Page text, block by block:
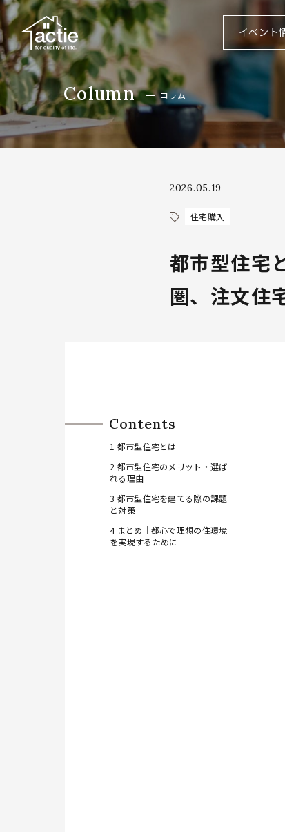
イベント
Column コラム
2026.05.19
住宅購入
都市型住宅
圏、注文住
Contents
1 都市型住宅とは
2 都市型住宅のメリット・選ば
れる理由
3 都市型住宅を建てる際の課題
と対策
4まとめ│都心で理想の住環境
を実現するために